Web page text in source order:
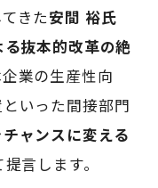
きた安間 裕氏
る抜本的改革の絶
業の生産性向
いった間接部門
ャンスに変える
言します。